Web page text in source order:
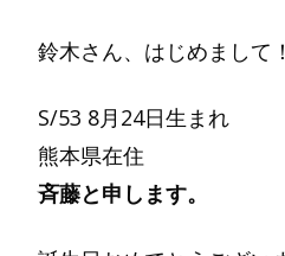
鈴木さん、はじめまして！
S/53 8月24日生まれ
熊本県在住
斉藤と申します。